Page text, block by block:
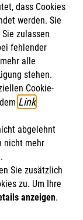
Hub
dass Cookies
werden. Sie
zulassen
fehlender
alle
stehen.
Cookie-
Link
abgelehnt
nicht mehr
Sie zusätzlich
zu. Um Ihre
anzeigen.